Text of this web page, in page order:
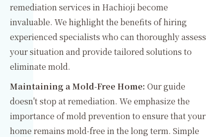
remediation services in Hachioji become
invaluable. We highlight the benefits of hiring
experienced specialists who can thoroughly assess
your situation and provide tailored solutions to
eliminate mold.
Maintaining a Mold-Free Home: Our guide
doesn't stop at remediation. We emphasize the
importance of mold prevention to ensure that your
home remains mold-free in the long term. Simple